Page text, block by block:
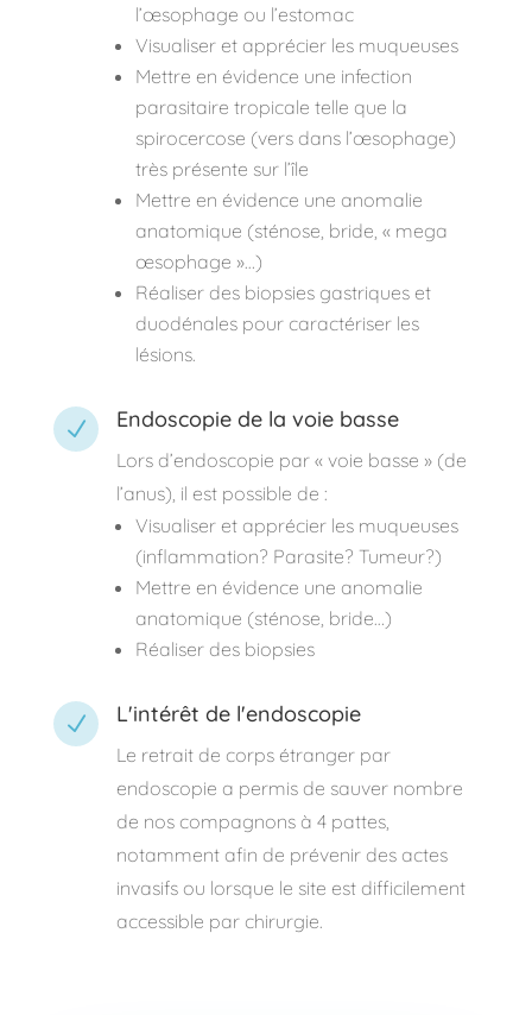
l’œsophage ou l’estomac
Visualiser et apprécier les muqueuses
Mettre en évidence une infection
parasitaire tropicale telle que la
spirocercose (vers dans l’œsophage)
très présente sur l’île
Mettre en évidence une anomalie
anatomique (sténose, bride, « mega
œsophage »…)
Réaliser des biopsies gastriques et
duodénales pour caractériser les
lésions.
N Endoscopie de la voie basse
Lors d’endoscopie par « voie basse » (de
l’anus), il est possible de :
Visualiser et apprécier les muqueuses
(inflammation? Parasite? Tumeur?)
Mettre en évidence une anomalie
anatomique (sténose, bride…)
Réaliser des biopsies
N L'intérêt de l'endoscopie
Le retrait de corps étranger par
endoscopie a permis de sauver nombre
de nos compagnons à 4 pattes,
notamment afin de prévenir des actes
invasifs ou lorsque le site est difficilement
accessible par chirurgie.